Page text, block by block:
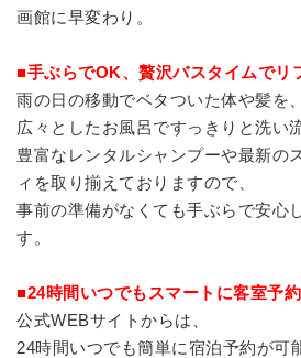
画館に早変わり。
■手ぶらでOK、贅沢バスタイムでリ
雨の日の移動でベタついた体や髪を、
広々としたお風呂ですっきりと洗い
豊富なレンタルシャンプーや最新の
ィを取り揃えておりますので、
事前の準備がなくても手ぶらで安心
す。
■24時間いつでもスマートに客室予約
公式WEBサイトからは、
24時間いつでも簡単に宿泊予約が可